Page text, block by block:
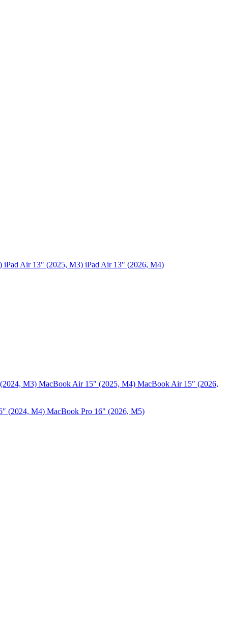
iPad Air 13" (2025, M3) iPad Air 13" (2026, M4)
M3) MacBook Air 15" (2025, M4) MacBook Air 15″ (2026,
(2024, M4) MacBook Pro 16" (2026, M5)